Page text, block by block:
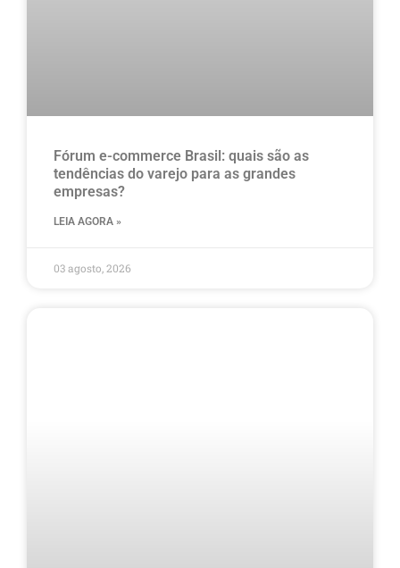
Fórum e-commerce Brasil: quais são as
tendências do varejo para as grandes
empresas?
LEIA AGORA »
03 agosto, 2026